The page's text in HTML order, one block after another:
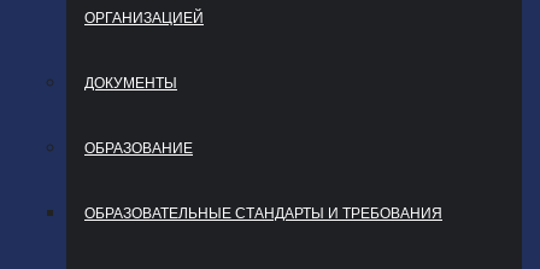
ОРГАНИЗАЦИЕЙ
ДОКУМЕНТЫ
ОБРАЗОВАНИЕ
ОБРАЗОВАТЕЛЬНЫЕ СТАНДАРТЫ И ТРЕБОВАНИЯ